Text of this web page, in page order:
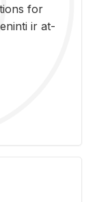
for
ir at­